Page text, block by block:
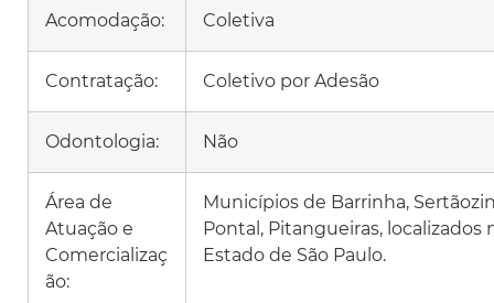
Acomodação: Coletiva
Contratação: Coletivo por Adesão
Odontologia: Não
Área de
Atuação e
Comercializaç
ão:
Municípios de Barrinha,
Pontal, Pitangueiras, localizados
Estado de São Paulo.